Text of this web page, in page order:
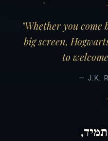
"Whether you come
big screen,
to
— J.K.